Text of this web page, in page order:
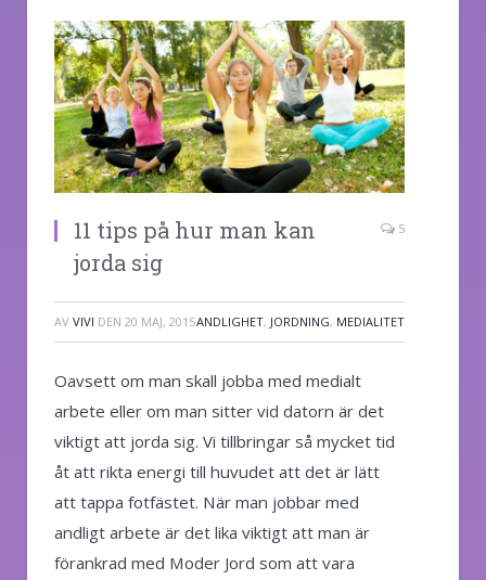
11 tips på hur man kan
jorda sig
5
AV VIVI DEN 20 MAJ, 2015ANDLIGHET, JORDNING, MEDIALITET
Oavsett om man skall jobba med medialt
arbete eller om man sitter vid datorn är det
viktigt att jorda sig. Vi tillbringar så mycket tid
åt att rikta energi till huvudet att det är lätt
att tappa fotfästet. När man jobbar med
andligt arbete är det lika viktigt att man är
förankrad med Moder Jord som att vara